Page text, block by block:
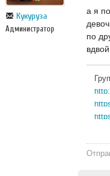
Кукуруза
Администратор
а я
по